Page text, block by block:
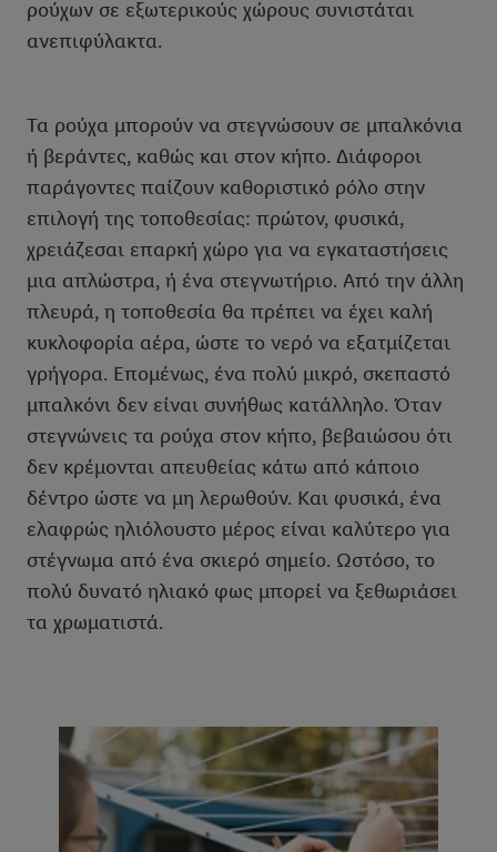
ρούχων σε εξωτερικούς χώρους συνιστάται
ανεπιφύλακτα.
Τα ρούχα μπορούν να στεγνώσουν σε μπαλκόνια
ή βεράντες, καθώς και στον κήπο. Διάφοροι
παράγοντες παίζουν καθοριστικό ρόλο στην
επιλογή της τοποθεσίας: πρώτον, φυσικά,
χρειάζεσαι επαρκή χώρο για να εγκαταστήσεις
μια απλώστρα, ή ένα στεγνωτήριο. Από την άλλη
πλευρά, η τοποθεσία θα πρέπει να έχει καλή
κυκλοφορία αέρα, ώστε το νερό να εξατμίζεται
γρήγορα. Επομένως, ένα πολύ μικρό, σκεπαστό
μπαλκόνι δεν είναι συνήθως κατάλληλο. Όταν
στεγνώνεις τα ρούχα στον κήπο, βεβαιώσου ότι
δεν κρέμονται απευθείας κάτω από κάποιο
δέντρο ώστε να μη λερωθούν. Και φυσικά, ένα
ελαφρώς ηλιόλουστο μέρος είναι καλύτερο για
στέγνωμα από ένα σκιερό σημείο. Ωστόσο, το
πολύ δυνατό ηλιακό φως μπορεί να ξεθωριάσει
τα χρωματιστά.